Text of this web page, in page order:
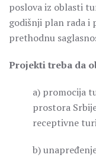
poslova iz oblasti
godišnji plan rada
prethodnu
Projekti treba da
a) promocija
prostora
receptivne
b)